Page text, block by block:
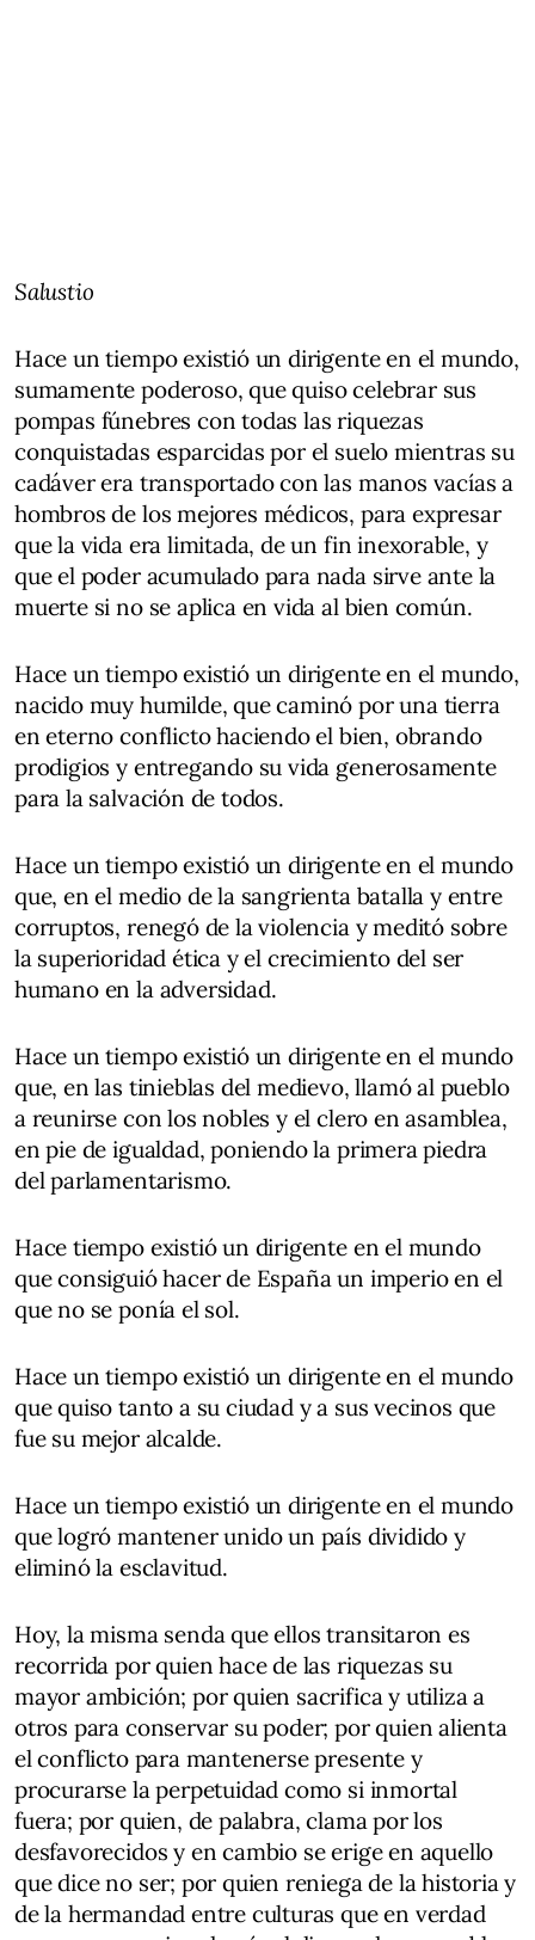
Salustio
Hace un tiempo existió un dirigente en el mundo,
sumamente poderoso, que quiso celebrar sus
pompas fúnebres con todas las riquezas
conquistadas esparcidas por el suelo mientras su
cadáver era transportado con las manos vacías a
hombros de los mejores médicos, para expresar
que la vida era limitada, de un fin inexorable, y
que el poder acumulado para nada sirve ante la
muerte si no se aplica en vida al bien común.
Hace un tiempo existió un dirigente en el mundo,
nacido muy humilde, que caminó por una tierra
en eterno conflicto haciendo el bien, obrando
prodigios y entregando su vida generosamente
para la salvación de todos.
Hace un tiempo existió un dirigente en el mundo
que, en el medio de la sangrienta batalla y entre
corruptos, renegó de la violencia y meditó sobre
la superioridad ética y el crecimiento del ser
humano en la adversidad.
Hace un tiempo existió un dirigente en el mundo
que, en las tinieblas del medievo, llamó al pueblo
a reunirse con los nobles y el clero en asamblea,
en pie de igualdad, poniendo la primera piedra
del parlamentarismo.
Hace tiempo existió un dirigente en el mundo
que consiguió hacer de España un imperio en el
que no se ponía el sol.
Hace un tiempo existió un dirigente en el mundo
que quiso tanto a su ciudad y a sus vecinos que
fue su mejor alcalde.
Hace un tiempo existió un dirigente en el mundo
que logró mantener unido un país dividido y
eliminó la esclavitud.
Hoy, la misma senda que ellos transitaron es
recorrida por quien hace de las riquezas su
mayor ambición; por quien sacrifica y utiliza a
otros para conservar su poder; por quien alienta
el conflicto para mantenerse presente y
procurarse la perpetuidad como si inmortal
fuera; por quien, de palabra, clama por los
desfavorecidos y en cambio se erige en aquello
que dice no ser; por quien reniega de la historia y
de la hermandad entre culturas que en verdad